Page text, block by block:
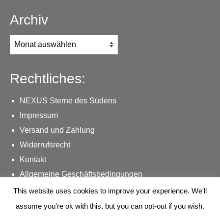
Archiv
Archiv
Rechtliches:
NEXUS Sterne des Südens
Impressum
Versand und Zahlung
Widerrufsrecht
Kontakt
Allgemeine Geschäftsbedingungen
Datenschutzerklärung
This website uses cookies to improve your experience. We'll
assume you're ok with this, but you can opt-out if you wish.